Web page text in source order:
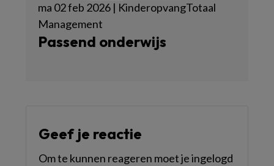
ma 02 feb 2026 | KinderopvangTotaal
Management
Passend onderwijs
Geef je reactie
Om te kunnen reageren moet je ingelogd